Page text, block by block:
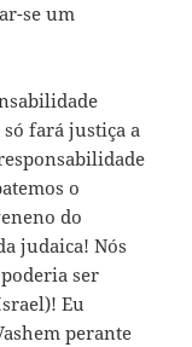
se um
só fará justiça a
o
do
judaica! Nós
ser
Eu
perante